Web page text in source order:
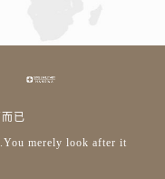
已
merely look after it